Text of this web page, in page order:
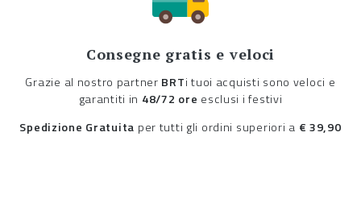
Consegne gratis e veloci
Grazie al nostro partner BRTi tuoi acquisti sono veloci e
garantiti in 48/72 ore esclusi i festivi
Spedizione Gratuita per tutti gli ordini superiori a € 39,90